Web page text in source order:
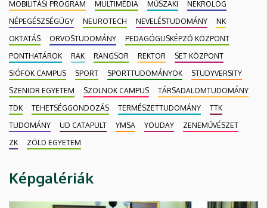
MOBILITÁSI PROGRAM
MULTIMÉDIA MŰSZAKI
NEKROLÓG
NÉPEGÉSZSÉGÜGY
NEUROTECH NEVELÉSTUDOMÁNY
NK
OKTATÁS
ORVOSTUDOMÁNY
PEDAGÓGUSKÉPZŐ KÖZPONT
PONTHATÁROK
RAK RANGSOR REKTOR
SET KÖZPONT
SIÓFOK CAMPUS
SPORT SPORTTUDOMÁNYOK
STUDYVERSITY
SZENIOR EGYETEM
SZOLNOK CAMPUS
TÁRSADALOMTUDOMÁNY
TDK
TEHETSÉGGONDOZÁS TERMÉSZETTUDOMÁNY
TTK
TUDOMÁNY
UD CATAPULT YMSA YOUDAY
ZENEMŰVÉSZET
ZK
ZÖLD EGYETEM
Képgalériák